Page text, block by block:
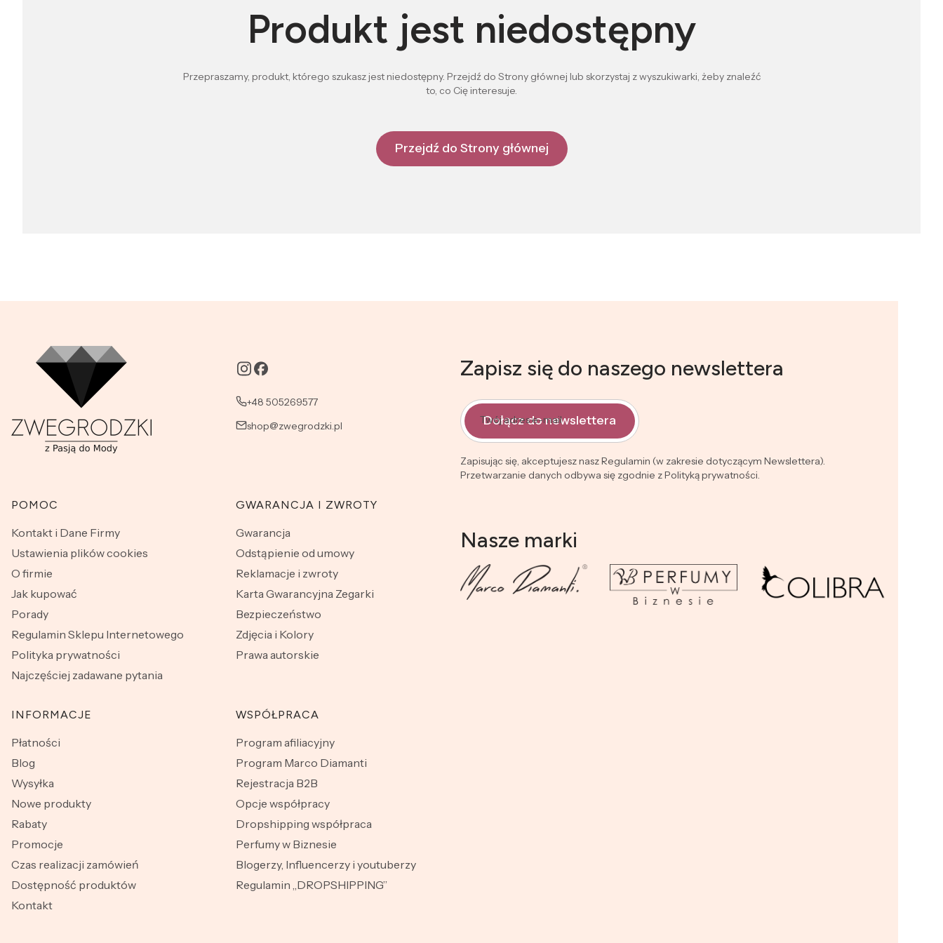
Produkt jest niedostępny
Przepraszamy, produkt, którego szukasz jest niedostępny. Przejdź do Strony głównej lub skorzystaj z wyszukiwarki, żeby znaleźć
to, co Cię interesuje.
Przejdź do Strony głównej
+48 505269577
shop@zwegrodzki.pl
Linki w stopce
POMOC
Kontakt i Dane Firmy
Ustawienia plików cookies
O firmie
Jak kupować
Porady
Regulamin Sklepu Internetowego
Polityka prywatności
Najczęściej zadawane pytania
GWARANCJA I ZWROTY
Gwarancja
Odstąpienie od umowy
Reklamacje i zwroty
Karta Gwarancyjna Zegarki
Bezpieczeństwo
Zdjęcia i Kolory
Prawa autorskie
INFORMACJE
Płatności
Blog
Wysyłka
Nowe produkty
Rabaty
Promocje
Czas realizacji zamówień
Dostępność produktów
Kontakt
WSPÓŁPRACA
Program afiliacyjny
Program Marco Diamanti
Rejestracja B2B
Opcje współpracy
Dropshipping współpraca
Perfumy w Biznesie
Blogerzy, Influencerzy i youtuberzy
Regulamin „DROPSHIPPING”
Zapisz się do naszego newslettera
Twój adres e-mail
Dołącz do newslettera
Zapisując się, akceptujesz nasz Regulamin (w zakresie dotyczącym Newslettera).
Przetwarzanie danych odbywa się zgodnie z Polityką prywatności.
Nasze marki